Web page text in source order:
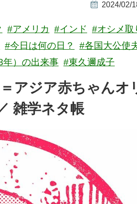
2024/02/
#アメリカ #インド #オシメ取
#今日は何の日？
#各国大公使
）の出来事 #東久邇成子
アジア赤ちゃんオ
雑学ネタ帳